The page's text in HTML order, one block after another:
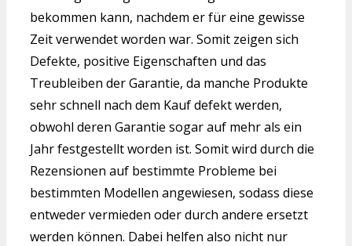
bekommen kann, nachdem er für eine gewisse
Zeit verwendet worden war. Somit zeigen sich
Defekte, positive Eigenschaften und das
Treubleiben der Garantie, da manche Produkte
sehr schnell nach dem Kauf defekt werden,
obwohl deren Garantie sogar auf mehr als ein
Jahr festgestellt worden ist. Somit wird durch die
Rezensionen auf bestimmte Probleme bei
bestimmten Modellen angewiesen, sodass diese
entweder vermieden oder durch andere ersetzt
werden können. Dabei helfen also nicht nur